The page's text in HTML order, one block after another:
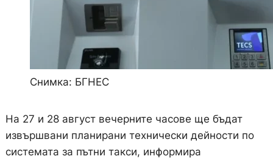
Снимка: БГНЕС
На 27 и 28 август вечерните часове ще бъдат
извършвани планирани технически дейности по
системата за пътни такси, информира